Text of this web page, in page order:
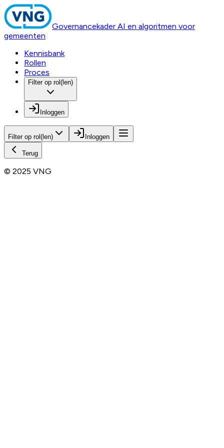
Governancekader AI en algoritmen voor
gemeenten
Kennisbank
Rollen
Proces
Filter op rol(len)
Inloggen
Filter op rol(len) Inloggen
Terug
© 2025 VNG